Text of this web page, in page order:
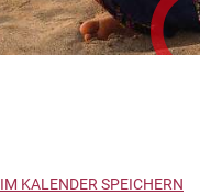
IM KALENDER SPEICHERN